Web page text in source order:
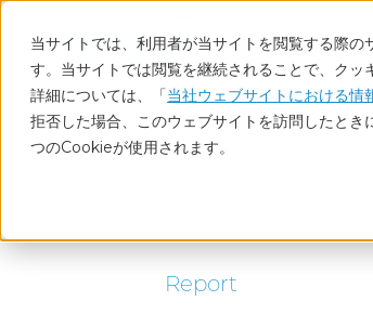
当サイトでは、利用者が当サイトを閲覧する際
す。当サイトでは閲覧を継続されることで、クッ
詳細については、「当社ウェブサイトにおける情
拒否した場合、このウェブサイトを訪問したと
つのCookieが使用されます。
ホーム 調査レポート・コラム
Report